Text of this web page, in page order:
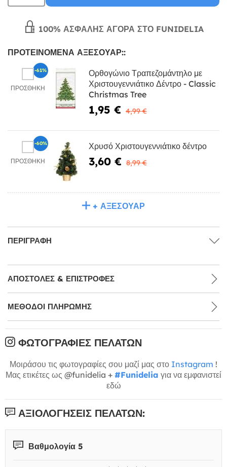
100% ΑΣΦΑΛΉΣ ΑΓΟΡΆ ΣΤΟ FUNIDELIA
ΠΡΟΤΕΙΝΌΜΕΝΑ ΑΞΕΣΟΥΆΡ::
ΠΡΟΣΘΉΚΗ
Ορθογώνιο Τραπεζομάντηλο με
Χριστουγεννιάτικο Δέντρο - Classic
Christmas Tree
1,95 € 4,99 €
-61%
ΠΡΟΣΘΉΚΗ
Χρυσό Χριστουγεννιάτικο δέντρο
3,60 € 8,99 €
-60%
+ ΑΞΕΣΟΥΆΡ
ΠΕΡΙΓΡΑΦΉ
ΑΠΟΣΤΟΛΈΣ & ΕΠΙΣΤΡΟΦΈΣ
ΜΕΘΌΔΟΙ ΠΛΗΡΩΜΉΣ
ΦΩΤΟΓΡΑΦΊΕΣ ΠΕΛΑΤΏΝ
Μοιράσου τις φωτογραφίες σου μαζί μας στο Instagram !
Μας ετικέτες ως @funidelia + #Funidelia για να εμφανιστεί
εδώ
ΑΞΙΟΛΟΓΉΣΕΙΣ ΠΕΛΑΤΏΝ:
Βαθμολογία 5